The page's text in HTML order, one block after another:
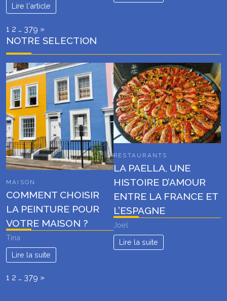
Lire l'article
Page:
1 2 … 379 Next
»
NOTRE SELECTION
MAISON
COMMENT CHOISIR
LA PEINTURE POUR
VOTRE MAISON ?
Tina
Lire la suite
RESTAURANTS
LA PAELLA, UNE
HISTOIRE D’AMOUR
ENTRE LA FRANCE ET
L’ESPAGNE
Joel
Lire la suite
Page:
1 2 … 379 Next
»